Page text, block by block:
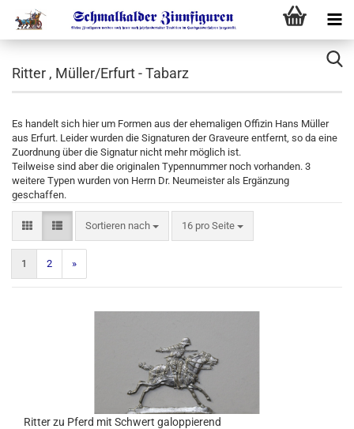
Ritter , Müller/Erfurt - Tabarz
Es handelt sich hier um Formen aus der ehemaligen Offizin Hans Müller
aus Erfurt. Leider wurden die Signaturen der Graveure entfernt, so da eine
Zuordnung über die Signatur nicht mehr möglich ist.
Teilweise sind aber die originalen Typennummer noch vorhanden. 3
weitere Typen wurden von Herrn Dr. Neumeister als Ergänzung
geschaffen.
Sortieren nach 16 pro Seite
1 2 »
Ritter zu Pferd mit Schwert galoppierend